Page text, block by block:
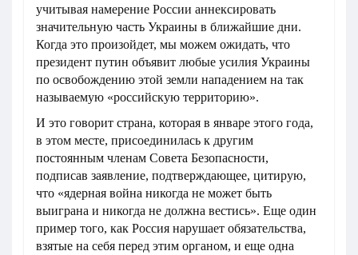
учитывая намерение России аннексировать
значительную часть Украины в ближайшие дни.
Когда это произойдет, мы можем ожидать, что
президент путин объявит любые усилия Украины
по освобождению этой земли нападением на так
называемую «российскую территорию».
И это говорит страна, которая в январе этого года,
в этом месте, присоединилась к другим
постоянным членам Совета Безопасности,
подписав заявление, подтверждающее, цитирую,
что «ядерная война никогда не может быть
выиграна и никогда не должна вестись». Еще один
пример того, как Россия нарушает обязательства,
взятые на себя перед этим органом, и еще одна